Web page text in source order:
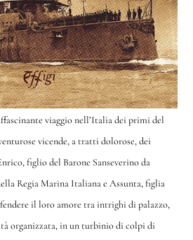
viaggio nell’Italia dei primi del
vicende, a tratti dolorose, dei
figlio del Barone Sanseverino da
Regia Marina Italiana e Assunta, figlia
il loro amore tra intrighi di palazzo,
organizzata, in un turbinio di colpi di